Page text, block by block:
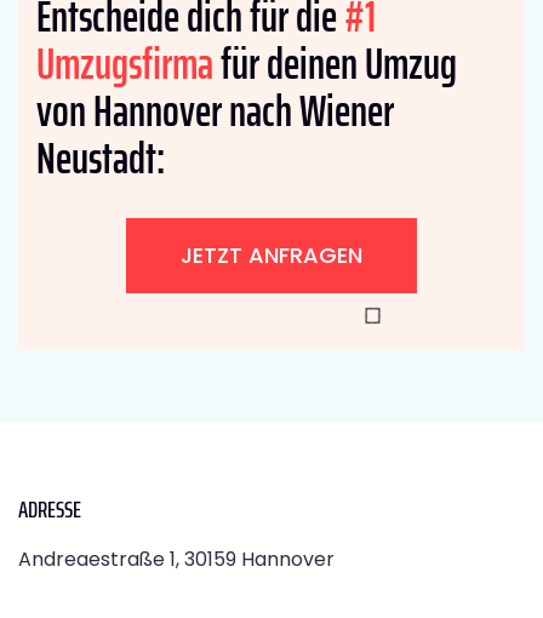
Entscheide dich für die#1
Umzugsfirmafür deinen Umzug
von Hannover nach Wiener
Neustadt:
JETZT ANFRAGEN
ADRESSE
Andreaestraße 1, 30159 Hannover